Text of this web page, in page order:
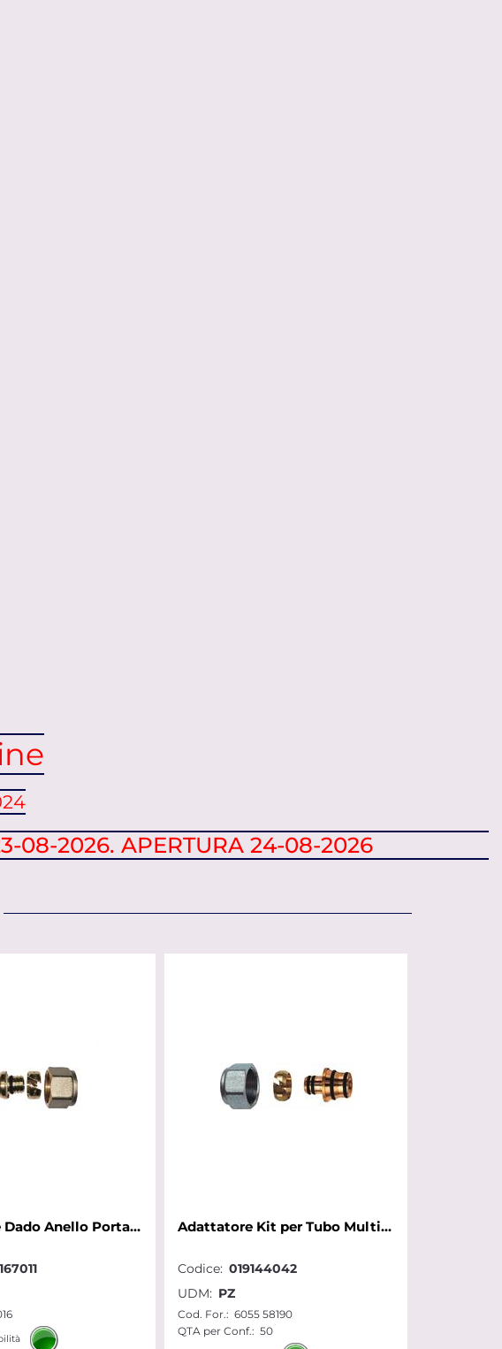
08-2026. APERTURA 24-08-2026
Adattatore Dado Anello Portagomma per Tubo Multist.D.16x1/2x2 RTM Adattatore Kit per Tubo Multistrato Far D.16x2 x24x19
Codice: 019144042
UDM: PZ
Cod. For.: 6055 58190
QTA per Conf.: 50